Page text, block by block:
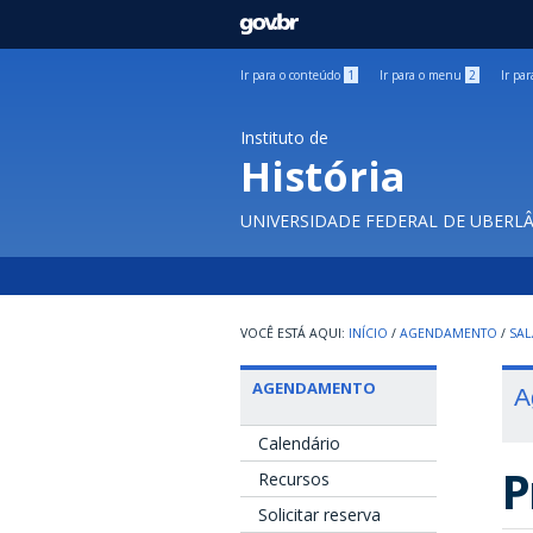
GOVBR
Ir para o conteúdo 1 Ir para o menu 2 Ir
Instituto de
História
UNIVERSIDADE FEDERAL DE
INÍCIO / AGENDAMENTO /
AGENDAMENTO
Calendário
Recursos
Solicitar reserva